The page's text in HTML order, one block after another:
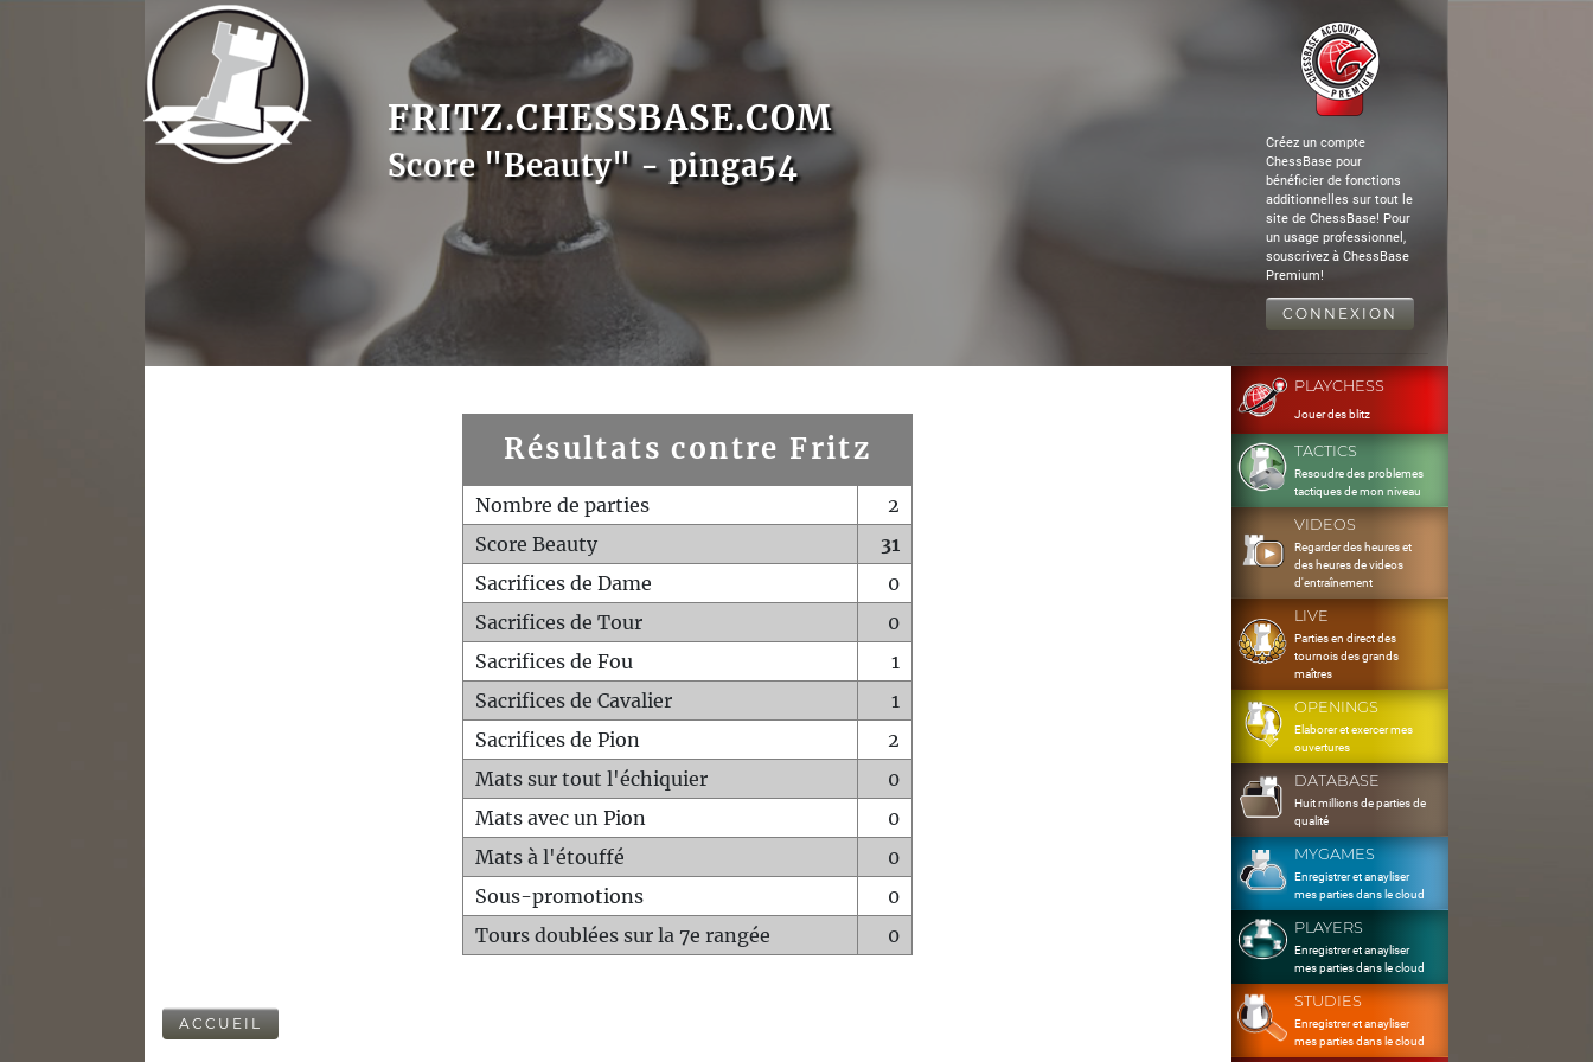
FRITZ.CHESSBASE.COM
Score "Beauty" - pinga54
Créez un compte
ChessBase pour
bénéficier de fonctions
additionnelles sur tout le
site de ChessBase! Pour
un usage professionnel,
souscrivez à ChessBase
Premium!
CONNEXION
Résultats contre Fritz
Nombre de parties
2
Score Beauty
31
Sacrifices de Dame
0
Sacrifices de Tour
0
Sacrifices de Fou
1
Sacrifices de Cavalier
1
Sacrifices de Pion
2
Mats sur tout l'échiquier
0
Mats avec un Pion
0
Mats à l'étouffé
0
Sous-promotions
0
Tours doublées sur la 7e rangée
0
ACCUEIL
PLAYCHESS
Jouer des blitz
TACTICS
Resoudre des problemes
tactiques de mon niveau
VIDEOS
Regarder des heures et
des heures de videos
d'entraînement
LIVE
Parties en direct des
tournois des grands
maîtres
OPENINGS
Elaborer et exercer mes
ouvertures
DATABASE
Huit millions de parties de
qualité
MYGAMES
Enregistrer et anayliser
mes parties dans le cloud
PLAYERS
Enregistrer et anayliser
mes parties dans le cloud
STUDIES
Enregistrer et anayliser
mes parties dans le cloud